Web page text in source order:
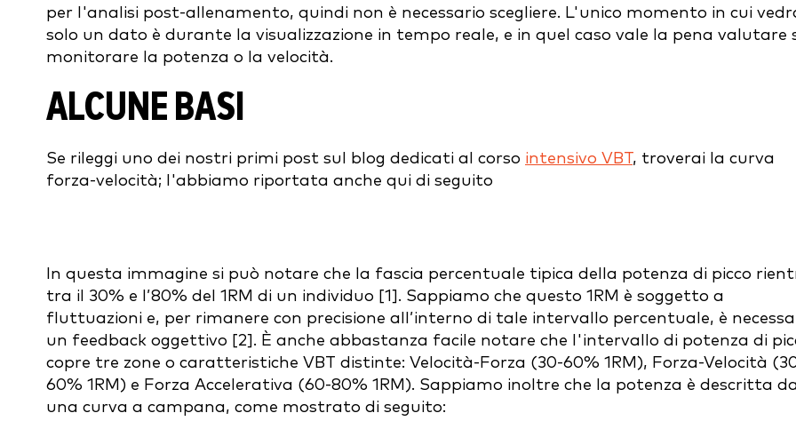
per l'analisi post-allenamento, quindi non è necessario scegliere. L'unico momento in cui
solo un dato è durante la visualizzazione in tempo reale, e in quel caso vale la pena valutare
monitorare la potenza o la velocità.
ALCUNE BASI
Se rileggi uno dei nostri primi post sul blog dedicati al corso intensivo VBT, troverai la curva
forza-velocità; l'abbiamo riportata anche qui di seguito
In questa immagine si può notare che la fascia percentuale tipica della potenza di picco
tra il 30% e l’80% del 1RM di un individuo [1]. Sappiamo che questo 1RM è soggetto a
fluttuazioni e, per rimanere con precisione all’interno di tale intervallo percentuale, è
un feedback oggettivo [2]. È anche abbastanza facile notare che l'intervallo di potenza di
copre tre zone o caratteristiche VBT distinte: Velocità-Forza (30-60% 1RM), Forza-Velocità
60% 1RM) e Forza Accelerativa (60-80% 1RM). Sappiamo inoltre che la potenza è descritta
una curva a campana, come mostrato di seguito: